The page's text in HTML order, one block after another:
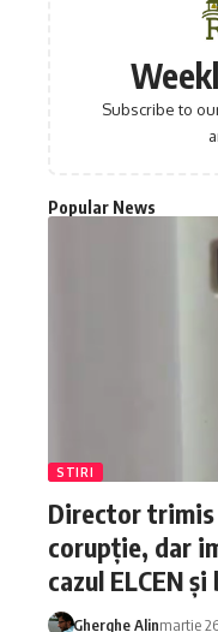
Subscribe to
Popular News
STIRI
Director
corupție, dar
cazul ELCEN
Gherghe Alinmartie